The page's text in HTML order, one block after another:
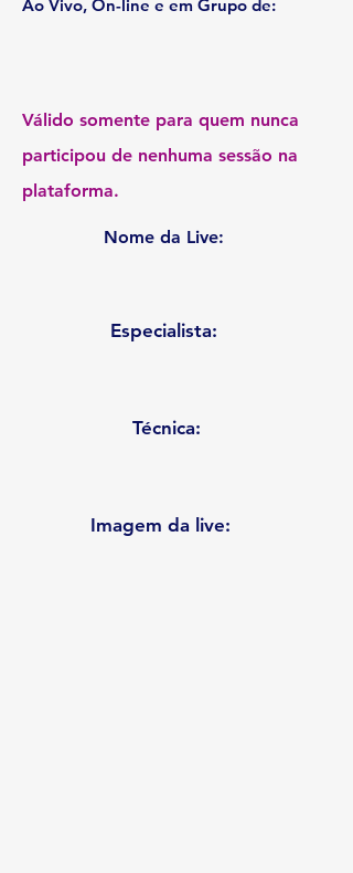
Ao Vivo, On-line e em Grupo de:
Válido somente para quem nunca
participou de nenhuma sessão na
plataforma.
Nome da Live:
Especialista:
Técnica:
Imagem da live: